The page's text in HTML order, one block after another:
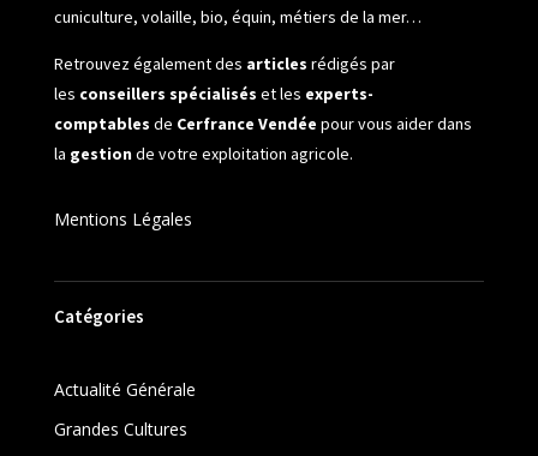
cuniculture, volaille, bio, équin, métiers de la mer…
Retrouvez également des articles rédigés par
les conseillers spécialisés et les experts-
comptables de Cerfrance Vendée pour vous aider dans
la gestionde votre exploitation agricole.
Mentions Légales
Catégories
Actualité Générale
Grandes Cultures